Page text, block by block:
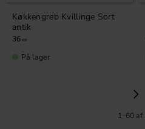
Køkkengreb Kvillinge Sort
antik
36 KR
På lager
1–60af